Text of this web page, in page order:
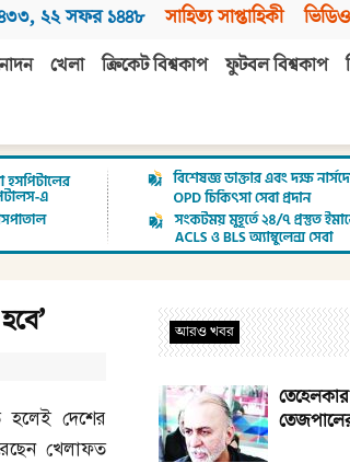
, ২২ সফর ১৪৪৮ সাহিত্য সাপ্তাহিকী ভিডিও
খেলা ক্রিকেট বিশ্বকাপ ফুটবল বিশ্বকাপ
হলেই দেশের
খেলাফত
আরও খবর